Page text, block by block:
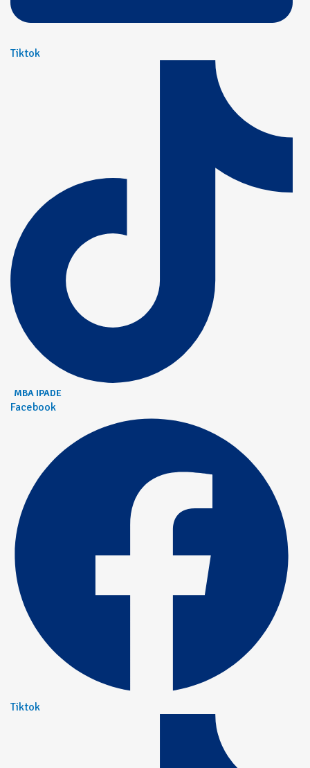
Tiktok
MBA IPADE
Facebook
Tiktok